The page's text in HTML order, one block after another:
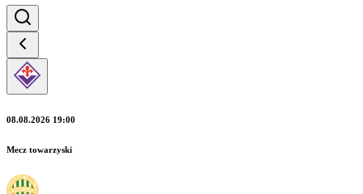
08.08.2026 19:00
Mecz towarzyski